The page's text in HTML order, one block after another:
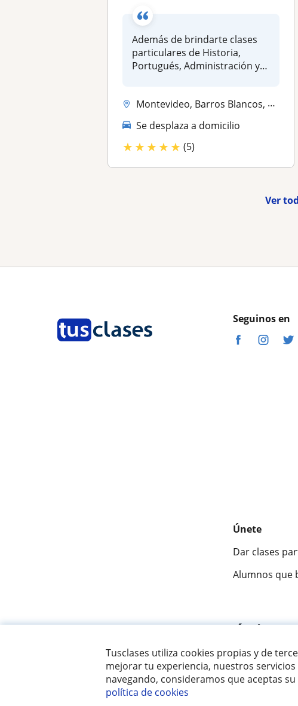
Tusclases utiliza cookies propias y de
mejorar tu experiencia, nuestros
navegando, consideramos que aceptas
política de cookies
Además de brindarte clases
particulares de Historia,
Portugués, Administración y
Montevideo, Barros Blancos, Ciudad de la Costa, Pando, Toledo (Canelon...
Se desplaza a domicilio
★★★★★ (5)
Ver
Seguinos en
Únete
Dar clases
Alumnos que
Fantástica
© 2007 - 2026 Tusclases.com.uy